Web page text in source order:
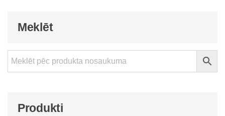
Meklēt
Produkti